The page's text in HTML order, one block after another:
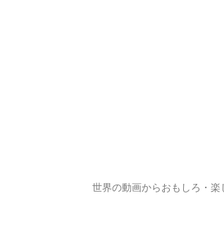
世界の動画からおもしろ・